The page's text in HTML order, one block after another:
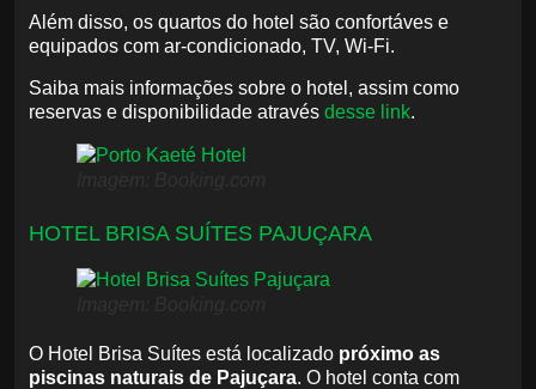
Além disso, os quartos do hotel são confortáves e
equipados com ar-condicionado, TV, Wi-Fi.
Saiba mais informações sobre o hotel, assim como
reservas e disponibilidade através desse link.
HOTEL BRISA SUÍTES PAJUÇARA
O Hotel Brisa Suítes está localizado próximo as
piscinas naturais de Pajuçara. O hotel conta com